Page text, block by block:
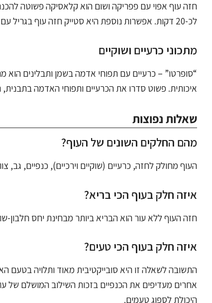
חזה עוף אפוי עם פפריקה ושום הוא קלאסיקה פשוטה
לכ-20 דקות. אפשרות נוספת היא סטייק חזה עוף בגריל עם מרינדת לימון ועשבי תיבול.
מתכוני כרעיים ושוקיים
“סופרטו” – כרעיים עם תפוחי אדמה בשמן ותבלינים הוא
איכותית. פשוט סדרו את הכרעיים ותפוחי האדמה בתבנית,
שאלות נפוצות
מהם החלקים השונים של העוף?
העוף מחולק לחזה, כרעיים (שוקיים וירכיים), כנפיים, גב,
איזה חלק בעוף הכי בריא?
חזה העוף ללא עור הוא הבריא ביותר מבחינת יחס חלבון-
איזה חלק בעוף הכי טעים?
התשובה לשאלה זו היא סובייקטיבית מאוד ותלויה בטעם
אחרים מעדיפים את הכנפיים בזכות השילוב המושלם של
היכולת לספוג טעמים.